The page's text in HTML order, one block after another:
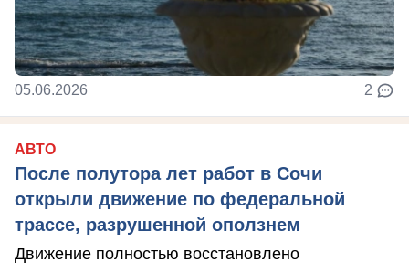
05.06.2026 2
АВТО
После полутора лет работ в Сочи
открыли движение по федеральной
трассе, разрушенной оползнем
Движение полностью восстановлено